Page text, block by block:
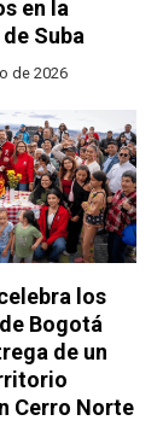
en la
Suba
de 2026
los
Bogotá
de un
Cerro Norte